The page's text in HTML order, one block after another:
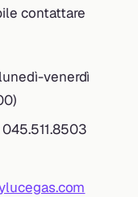
contattare
venerdì
045.511.8503